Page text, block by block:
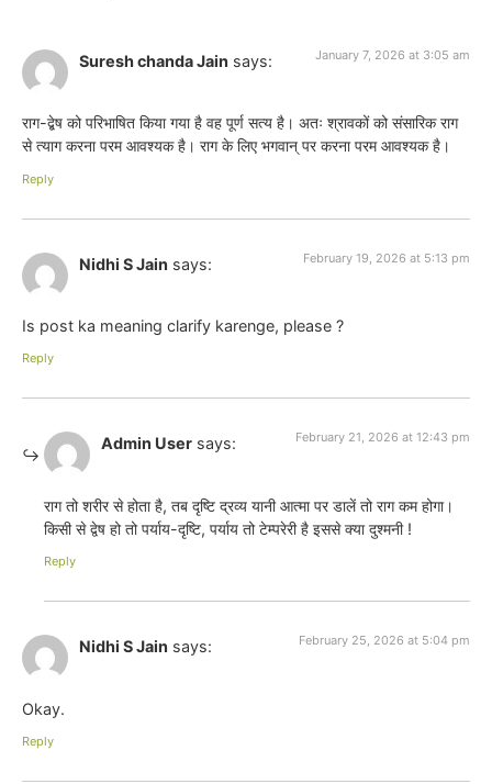
Suresh chanda Jain says: January 7, 2026 at 3:05 am
राग-द्बेष को परिभाषित किया गया है वह पूर्ण सत्य है। अतः श्रावकों को संसारिक राग
से त्याग करना परम आवश्यक है। राग के लिए भगवान् पर करना परम आवश्यक है।
Reply
Nidhi S Jain says: February 19, 2026 at 5:13 pm
Is post ka meaning clarify karenge, please ?
Reply
Admin User says: February 21, 2026 at 12:43 pm
राग तो शरीर से होता है, तब दृष्टि द्रव्य यानी आत्मा पर डालें तो राग कम होगा।
किसी से द्वेष हो तो पर्याय-दृष्टि, पर्याय तो टेम्परेरी है इससे क्या दुश्मनी !
Reply
Nidhi S Jain says: February 25, 2026 at 5:04 pm
Okay.
Reply